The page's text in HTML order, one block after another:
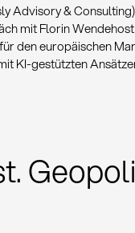
Advisory &
mit Florin
den europäischen
KI-gestützten